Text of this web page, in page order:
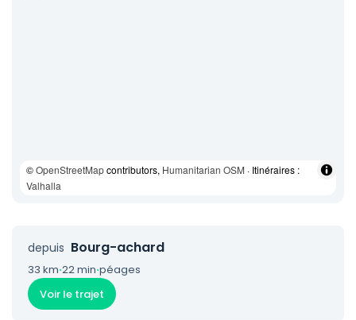
©OpenStreetMapcontributors, Humanitarian OSM · Itinéraires :
Valhalla
depuis Bourg-achard
33 km·22 min·péages
Voir le trajet